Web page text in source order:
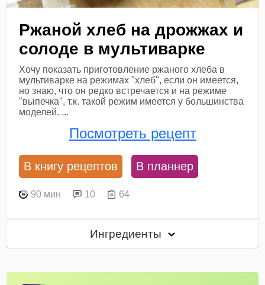
Ржаной хлеб на дрожжах и
солоде в мультиварке
Хочу показать приготовление ржаного хлеба в
мультиварке на режимах "хлеб", если он имеется,
но знаю, что он редко встречается и на режиме
"выпечка", т.к. такой режим имеется у большинства
моделей. ...
Посмотреть рецепт
В книгу рецептов В планнер
90 мин 10 64
Ингредиенты